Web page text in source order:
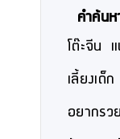
คำค้น
โต๊ะจีน
เลี้ยงเด็ก
อยากรวย